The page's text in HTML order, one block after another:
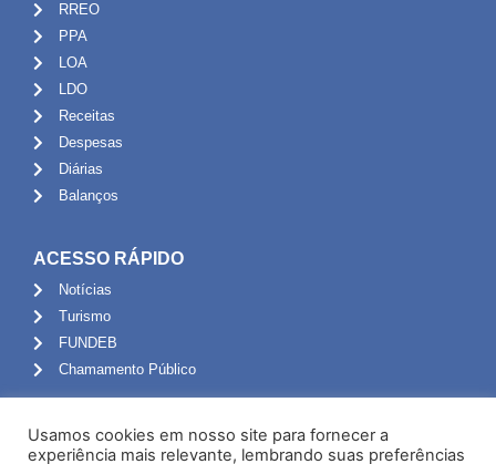
RREO
PPA
LOA
LDO
Receitas
Despesas
Diárias
Balanços
ACESSO RÁPIDO
Notícias
Turismo
FUNDEB
Chamamento Público
Portal do Servidor
Usamos cookies em nosso site para fornecer a
experiência mais relevante, lembrando suas preferências